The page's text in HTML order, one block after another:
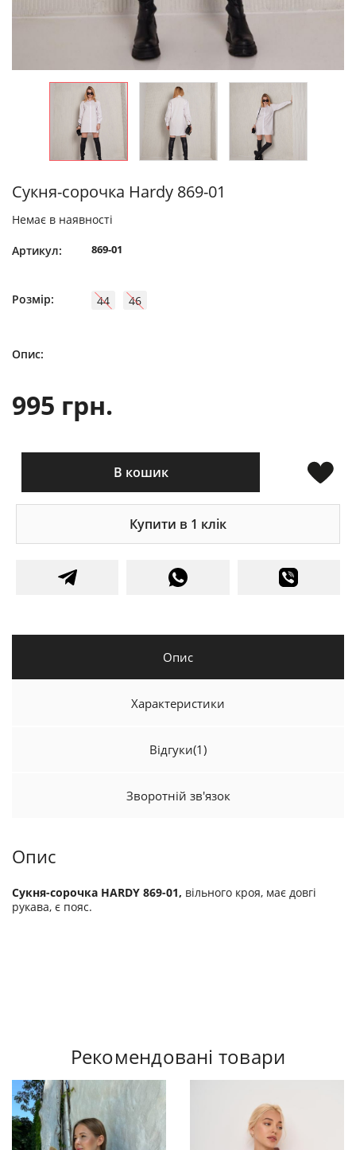
Сукня-сорочка Hardy 869-01
Немає в наявності
Артикул: 869-01
Розмір: 44 46
Опис:
995 грн.
В кошик
Купити в 1 клік
Опис
Характеристики
Відгуки(1)
Зворотній зв'язок
Опис
Сукня-сорочка HARDY 869-01, вільного кроя, має довгі
рукава, є пояс.
Рекомендовані товари